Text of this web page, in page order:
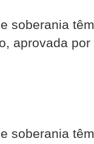
soberania
aprovada
soberania